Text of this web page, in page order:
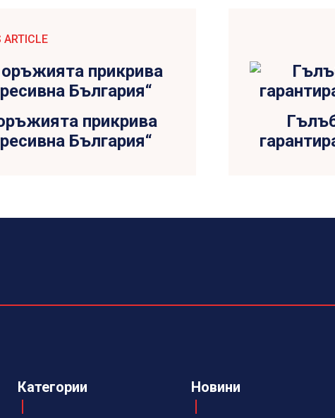
ARTICLE
прикрива
България“
Категории Новини